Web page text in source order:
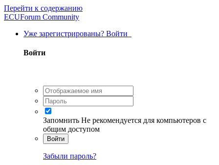
Перейти к содержанию
ECUForum Community
Уже зарегистрированы? Войти
Войти
Запомнить Не рекомендуется для компьютеров с
общим доступом
Войти
Забыли пароль?